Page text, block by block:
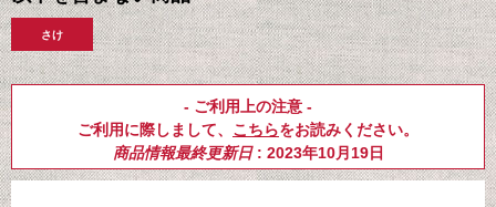
さけ
- ご利用上の注意 -
ご利用に際しまして、 こちらをお読みください。
商品情報最終更新日: 2023年10月19日